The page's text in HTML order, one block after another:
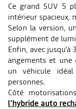
Ce grand SUV 5
intérieur spacieux,
Selon la version,
supplément de
Enfin, avec jusqu‘à
angements et une
un véhicule
personnes.
Côté
l’hybride auto